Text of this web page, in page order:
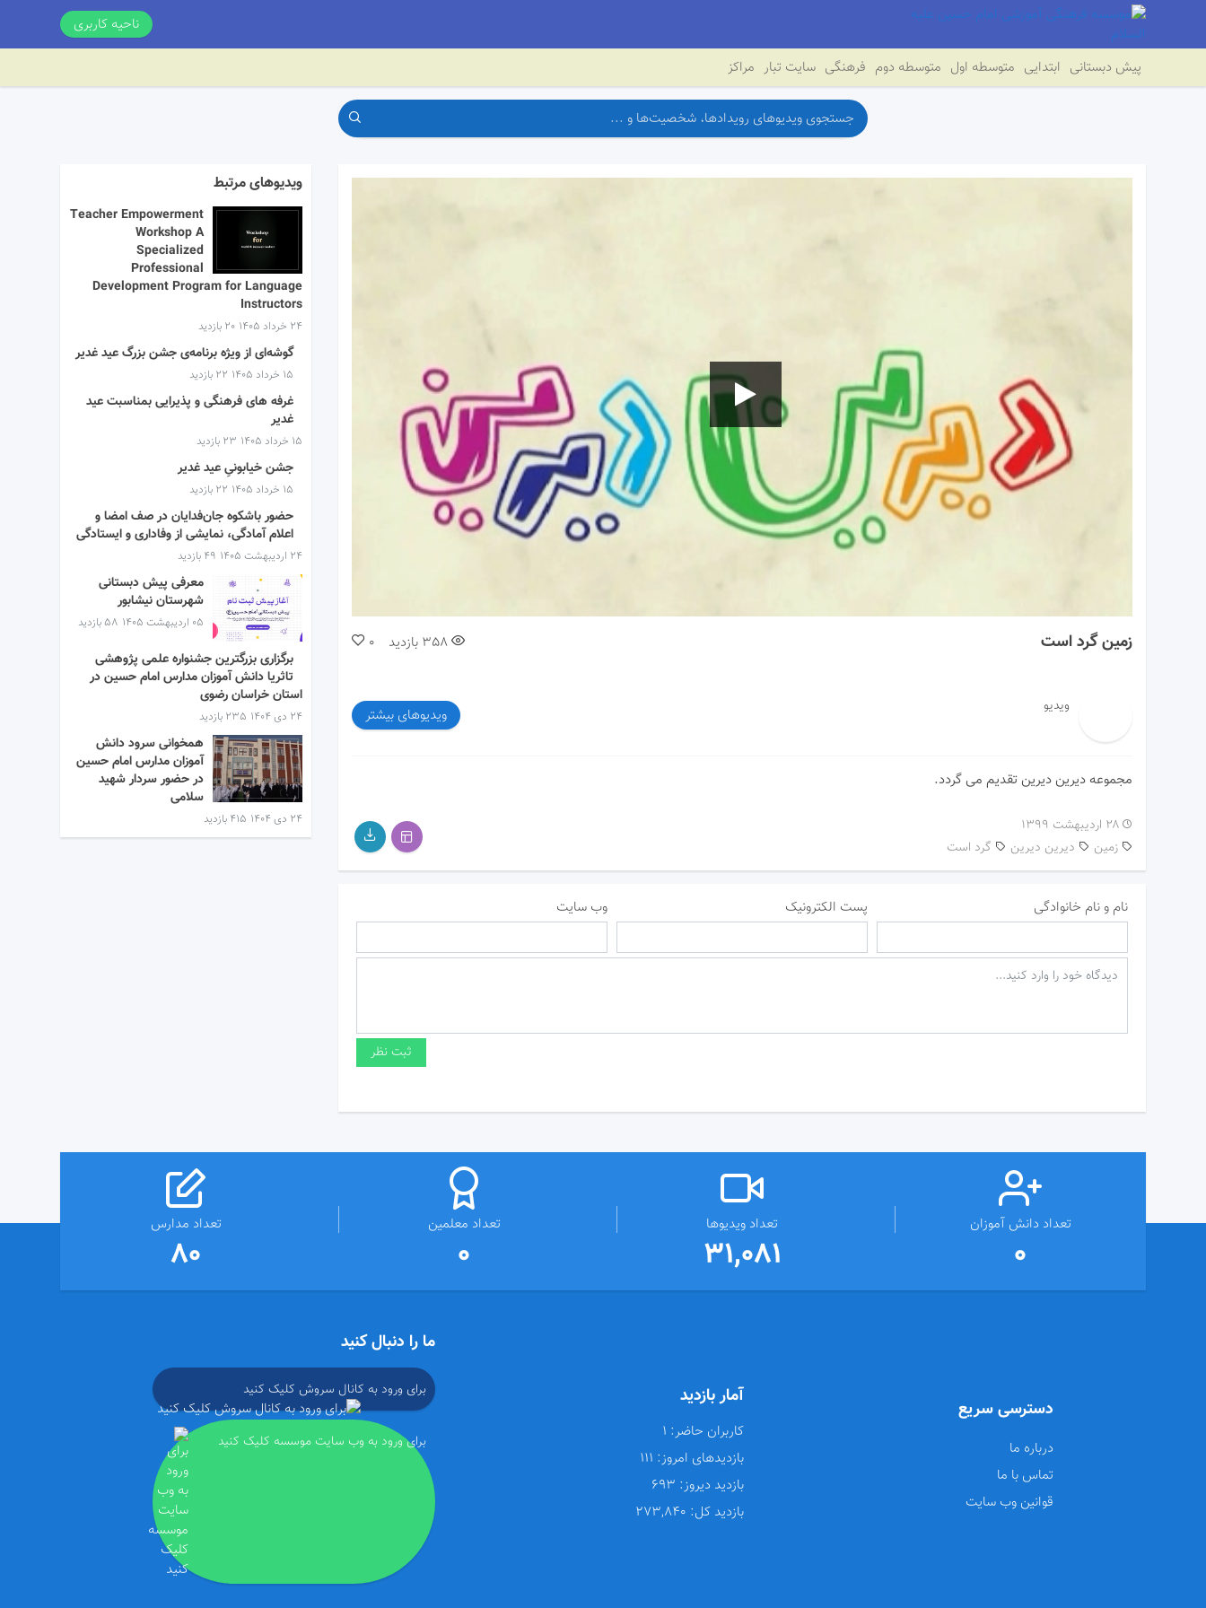
ناحیه کاربری
پیش دبستانی ابتدایی متوسطه اول متوسطه دوم فرهنگی سایت تبار مراکز
زمین گرد است 0 358 بازدید
ویدیو ویدیوهای بیشتر
مجموعه دیرین دیرین تقدیم می گردد.
۲۸ اردیبهشت ۱۳۹۹
دیرین دیرین
زمین گرد است
نام و نام خانوادگی پست الکترونیک وب سایت
ویدیوهای مرتبط
Teacher Empowerment
Workshop A
Specialized
Professional
Development Program for Language
Instructors
۲۴ خرداد ۱۴۰۵ 20 بازدید
گوشه‌ای از ویژه برنامه‌ی جشن بزرگ عید غدیر
۱۵ خرداد ۱۴۰۵ 22 بازدید
غرفه های فرهنگی و پذیرایی بمناسبت عید
غدیر
۱۵ خرداد ۱۴۰۵ 23 بازدید
جشن خیابونیِ عید غدیر
۱۵ خرداد ۱۴۰۵ 22 بازدید
حضور باشکوه جان‌فدایان در صف امضا و
اعلام آمادگی، نمایشی از وفاداری و ایستادگی
۲۴ اردیبهشت ۱۴۰۵ 49 بازدید
معرفی پیش دبستانی
شهرستان نیشابور
۰۵ اردیبهشت ۱۴۰۵ 58 بازدید
برگزاری بزرگترین جشنواره علمی پژوهشی
تاثریا دانش آموزان مدارس امام حسین در
استان خراسان رضوی
۲۴ دی ۱۴۰۴ 235 بازدید
همخوانی سرود دانش
آموزان مدارس امام حسین
در حضور سردار شهید
سلامی
۲۴ دی ۱۴۰۴ 415 بازدید
تعداد دانش آموزان
0
تعداد ویدیوها
31,081
تعداد معلمین
0
تعداد مدارس
80
دسترسی سریع
درباره ما
تماس با ما
قوانین وب سایت
آمار بازدید
کاربران حاضر:
بازدیدهای امروز:
بازدید دیروز:
بازدید کل:
ما را دنبال کنید
برای ورود به کانال سروش کلیک کنید
برای ورود به وب سایت موسسه کلیک کنید